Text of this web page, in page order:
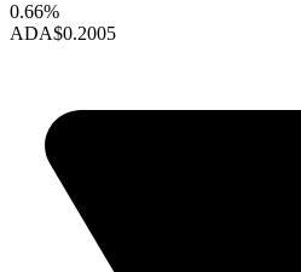
0.66%
ADA$0.2005